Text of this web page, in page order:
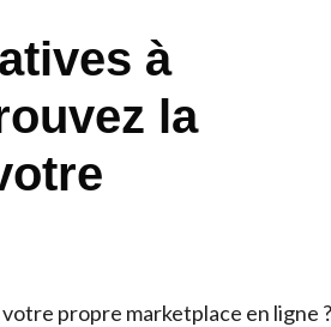
à
la
propre marketplace en ligne ?